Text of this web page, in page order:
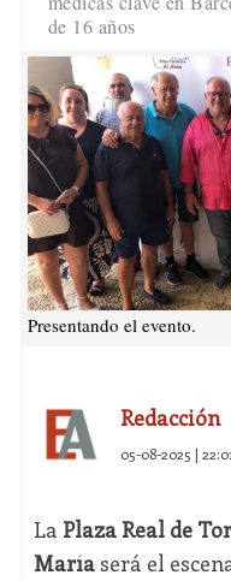
de 16 años
Presentando el evento.
Redacción
05-08-2025 | 22:01
La Plaza Real de
Maríaserá el